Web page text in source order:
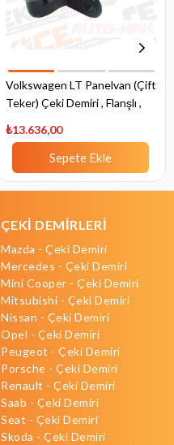
Volkswagen LT Panelvan (Çift
Teker) Çeki Demiri , Flanşlı ,
₺13.636,00
Sepete Ekle
ÇEKİ DEMİRLERİ
Mazda - Çeki Demiri
Mercedes - Çeki Demiri
Mini Cooper - Çeki Demiri
Mitsubishi - Çeki Demiri
Nissan - Çeki Demiri
Opel - Çeki Demiri
Peugeot - Çeki Demiri
Porsche - Çeki Demiri
Renault - Çeki Demiri
Saab - Çeki Demiri
Seat - Çeki Demiri
Skoda - Çeki Demiri